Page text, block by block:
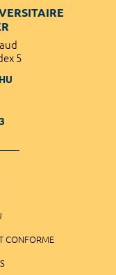
5
CONFORME